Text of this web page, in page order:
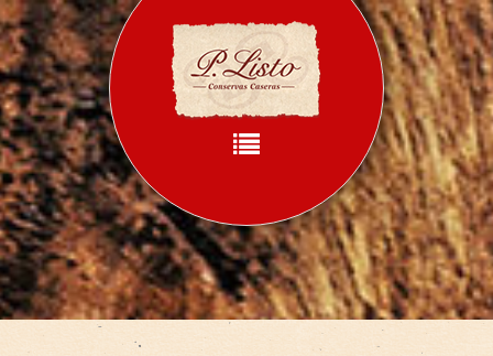
Inicio
Que hacemos
Como lo hacemos
Productos
Recetas